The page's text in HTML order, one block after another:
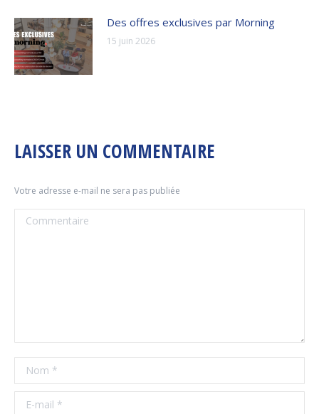
Des offres exclusives par Morning
15 juin 2026
LAISSER UN COMMENTAIRE
Votre adresse e-mail ne sera pas publiée
Commentaire
Nom *
E-mail *